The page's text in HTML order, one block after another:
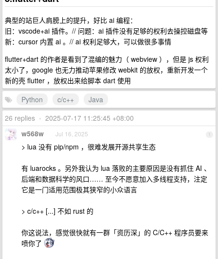
典型的站巨人肩膀上的提升，好比 ai 编程：
旧：vscode+ai 插件。// 问题：ai 插件没有足够的权利去操控磁盘等
新：cursor 内置 ai 。// ai 权利足够大，可以做很多事情
flutter+dart 的作者是看到了混编的魅力（ webview ），但是 js 权利
太小了，google 也无力推动苹果修改 webkit 的放权，重新开发一个
新的壳 flutter ，放权出来给脚本 dart 使用
Python
c/c++
Java
26 replies • 2025-07-17 11:25:45 +08:00
1
w568w Jul 16, 2025
> lua 没有 pip/npm ，很难发展开源共享生态
有 luarocks 。另外我认为 lua 落败的主要原因是没有抓住 AI 、
后端和数据科学的风口…… 至今不愿意加入多线程支持，注定
它是一门适用范围极其狭窄的小众语言
> c/c++ [...] 不如 rust 的
你这说法，感觉很快就有一群「资历深」的 C/C++ 程序员要来
喷你了